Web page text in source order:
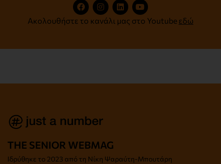
Ακολουθήστε το κανάλι μας στο Youtube εδώ
THE SENIOR WEBMAG
Iδρύθηκε το 2023 από τη Νίκη Ψαραύτη-Μπουτάρη